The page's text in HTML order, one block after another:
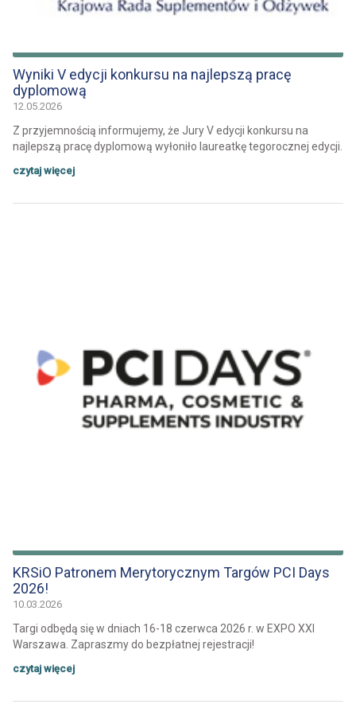
Wyniki V edycji konkursu na najlepszą pracę
dyplomową
12.05.2026
Z przyjemnością informujemy, że Jury V edycji konkursu na
najlepszą pracę dyplomową wyłoniło laureatkę tegorocznej edycji.
czytaj więcej
KRSiO Patronem Merytorycznym Targów PCI Days
2026!
10.03.2026
Targi odbędą się w dniach 16-18 czerwca 2026 r. w EXPO XXI
Warszawa. Zapraszmy do bezpłatnej rejestracji!
czytaj więcej